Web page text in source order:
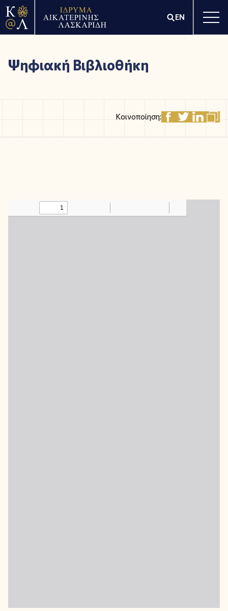
EN
Ψηφιακή Βιβλιοθήκη
Κοινοποίηση: